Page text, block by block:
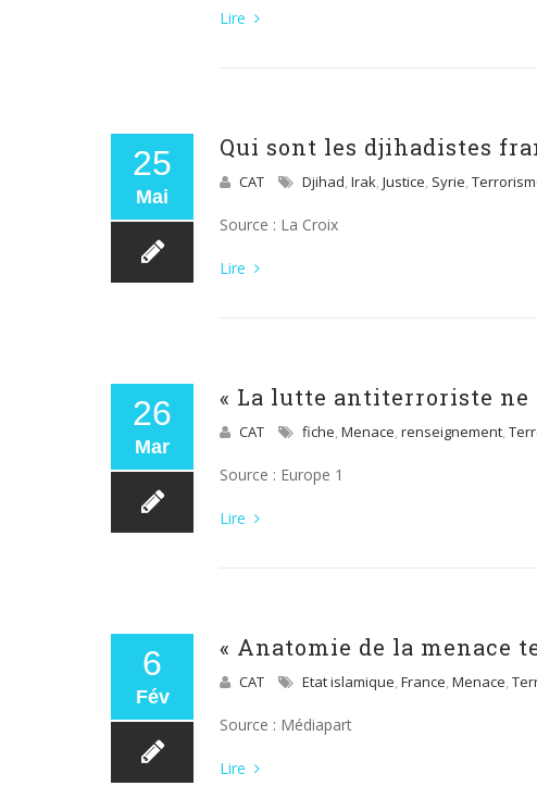
Lire
25
Mai
Qui sont les djihadistes
CAT Djihad, Irak, Justice, Syrie,
Source : La Croix
Lire
26
Mar
« La lutte antiterroriste ne
CAT fiche, Menace, renseignement,
Source : Europe 1
Lire
6
Fév
« Anatomie de la menace
CAT Etat islamique, France, Menace,
Source : Médiapart
Lire